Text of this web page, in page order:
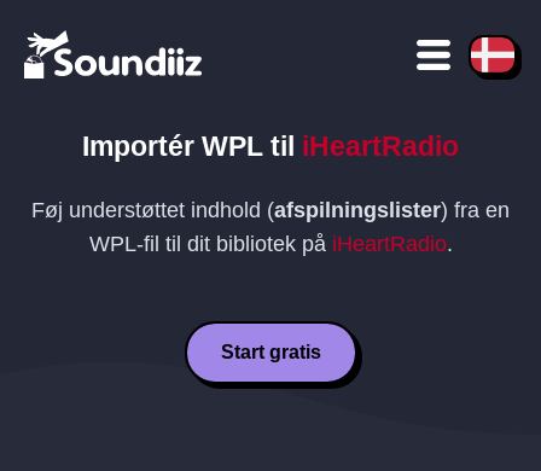
Importér WPL til iHeartRadio
Føj understøttet indhold (afspilningslister) fra en
WPL-fil til dit bibliotek på iHeartRadio.
Start gratis